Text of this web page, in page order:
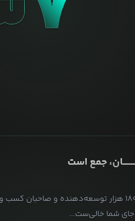
جمع است
بیش از ۱۸۰ هزار توسعه‌دهنده و صاحبان
شما خالی‌ست...